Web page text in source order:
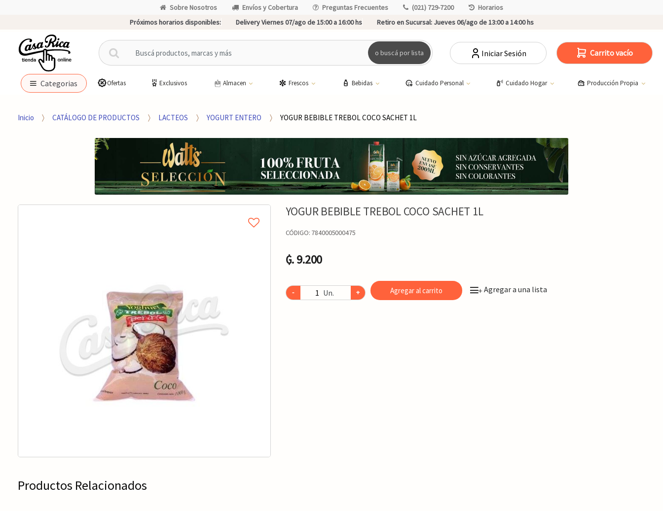
Sobre Nosotros Envíos y Cobertura Preguntas Frecuentes (021) 729-7200
Horarios
Próximos horarios disponibles:
Delivery Viernes 07/ago de 15:00 a 16:00 hs Retiro en Sucursal:Jueves 06/ago de 13:00 a 14:00 hs
B
u
c
p
r
:
o buscá por lista Iniciar Sesión Carrito vacío
Categorias Ofertas Exclusivos Almacen Frescos Bebidas Cuidado Personal Cuidado Hogar Producción Propia
Inicio CATÁLOGO DE PRODUCTOS LACTEOS YOGURT ENTERO YOGUR BEBIBLE TREBOL COCO SACHET 1L
YOGUR BEBIBLE TREBOL COCO SACHET 1L
CÓDIGO: 7840005000475
₲. 9.200
- Un. + Agregar al carrito +Agregar a una lista
Productos Relacionados